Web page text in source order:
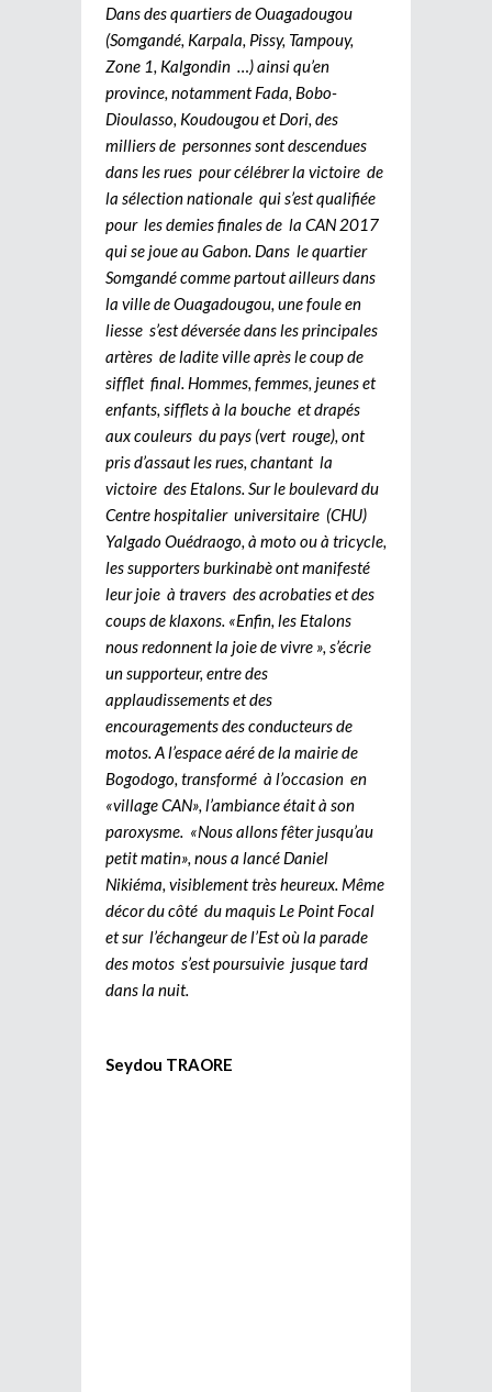
Dans des quartiers de Ouagadougou
(Somgandé, Karpala, Pissy, Tampouy,
Zone 1, Kalgondin …) ainsi qu’en
province, notamment Fada, Bobo-
Dioulasso, Koudougou et Dori, des
milliers de personnes sont descendues
dans les rues pour célébrer la victoire de
la sélection nationale qui s’est qualifiée
pour les demies finales de la CAN 2017
qui se joue au Gabon. Dans le quartier
Somgandé comme partout ailleurs dans
la ville de Ouagadougou, une foule en
liesse s’est déversée dans les principales
artères de ladite ville après le coup de
sifflet final. Hommes, femmes, jeunes et
enfants, sifflets à la bouche et drapés
aux couleurs du pays (vert rouge), ont
pris d’assaut les rues, chantant la
victoire des Etalons. Sur le boulevard du
Centre hospitalier universitaire (CHU)
Yalgado Ouédraogo, à moto ou à tricycle,
les supporters burkinabè ont manifesté
leur joie à travers des acrobaties et des
coups de klaxons. «Enfin, les Etalons
nous redonnent la joie de vivre », s’écrie
un supporteur, entre des
applaudissements et des
encouragements des conducteurs de
motos. A l’espace aéré de la mairie de
Bogodogo, transformé à l’occasion en
«village CAN», l’ambiance était à son
paroxysme. «Nous allons fêter jusqu’au
petit matin», nous a lancé Daniel
Nikiéma, visiblement très heureux. Même
décor du côté du maquis Le Point Focal
et sur l’échangeur de l’Est où la parade
des motos s’est poursuivie jusque tard
dans la nuit.
Seydou TRAORE